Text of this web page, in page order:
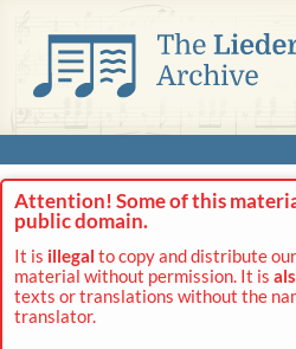
Attention! Some of this
public domain.
It is illegal to copy and distribute
material without permission. It is
texts or translations without the
translator.